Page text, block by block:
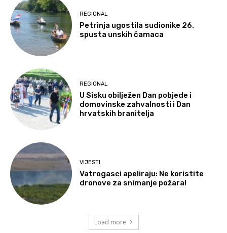
REGIONAL
Petrinja ugostila sudionike 26.
spusta unskih čamaca
REGIONAL
U Sisku obilježen Dan pobjede i
domovinske zahvalnosti i Dan
hrvatskih branitelja
VIJESTI
Vatrogasci apeliraju: Ne koristite
dronove za snimanje požara!
Load more